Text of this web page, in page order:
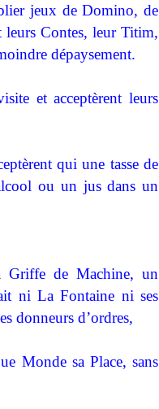
jeux de Domino, de
leurs Contes, leur Titim,
dépaysement.
et acceptèrent leurs
qui une tasse de
ou un jus dans un
Griffe de Machine, un
ni La Fontaine ni ses
donneurs d’ordres,
Monde sa Place, sans